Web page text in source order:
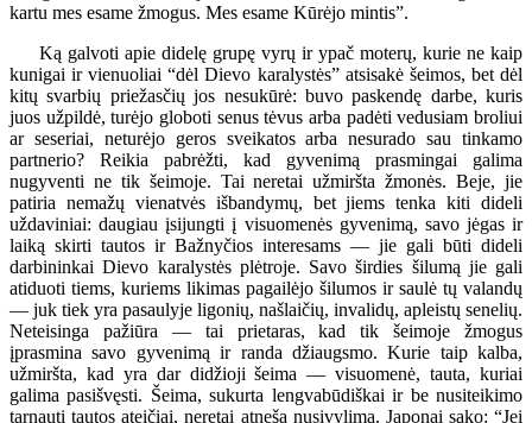
kartu mes esame žmogus. Mes esame Kūrėjo mintis”.
Ką galvoti apie didelę grupę vyrų ir ypač moterų, kurie ne kaip
kunigai ir vienuoliai “dėl Dievo karalystės” atsisakė šeimos, bet dėl
kitų svarbių priežasčių jos nesukūrė: buvo paskendę darbe, kuris
juos užpildė, turėjo globoti senus tėvus arba padėti vedusiam broliui
ar seseriai, neturėjo geros sveikatos arba nesurado sau tinkamo
partnerio? Reikia pabrėžti, kad gyvenimą prasmingai galima
nugyventi ne tik šeimoje. Tai neretai užmiršta žmonės. Beje, jie
patiria nemažų vienatvės išbandymų, bet jiems tenka kiti dideli
uždaviniai: daugiau įsijungti į visuomenės gyvenimą, savo jėgas ir
laiką skirti tautos ir Bažnyčios interesams — jie gali būti dideli
darbininkai Dievo karalystės plėtroje. Savo širdies šilumą jie gali
atiduoti tiems, kuriems likimas pagailėjo šilumos ir saulė tų valandų
— juk tiek yra pasaulyje ligonių, našlaičių, invalidų, apleistų senelių.
Neteisinga pažiūra — tai prietaras, kad tik šeimoje žmogus
įprasmina savo gyvenimą ir randa džiaugsmo. Kurie taip kalba,
užmiršta, kad yra dar didžioji šeima — visuomenė, tauta, kuriai
galima pasišvęsti. Šeima, sukurta lengvabūdiškai ir be nusiteikimo
tarnauti tautos ateičiai, neretai atneša nusivylimą. Japonai sako: “Jei